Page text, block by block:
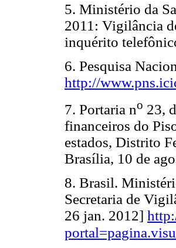
5. Ministério da
2011: Vigilância
inquérito
6. Pesquisa
http://
7. Portaria no 23,
financeiros do
estados, Distrito
Brasília, 10 de
8. Brasil.
Secretaria de
26 jan. 2012]